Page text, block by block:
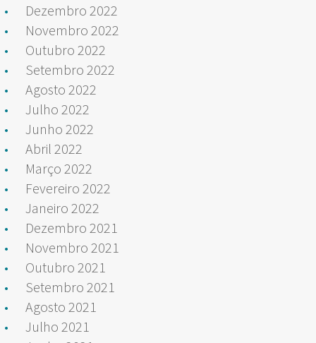
Dezembro 2022
Novembro 2022
Outubro 2022
Setembro 2022
Agosto 2022
Julho 2022
Junho 2022
Abril 2022
Março 2022
Fevereiro 2022
Janeiro 2022
Dezembro 2021
Novembro 2021
Outubro 2021
Setembro 2021
Agosto 2021
Julho 2021